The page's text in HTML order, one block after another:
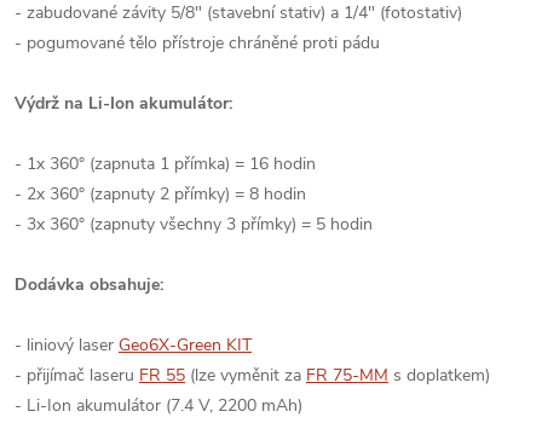
- zabudované závity 5/8" (stavební stativ) a 1/4" (fotostativ)
- pogumované tělo přístroje chráněné proti pádu
Výdrž na Li-Ion akumulátor:
- 1x 360° (zapnuta 1 přímka) = 16 hodin
- 2x 360° (zapnuty 2 přímky) = 8 hodin
- 3x 360° (zapnuty všechny 3 přímky) = 5 hodin
Dodávka obsahuje:
- liniový laser Geo6X-Green KIT
- přijímač laseru FR 55 (lze vyměnit za FR 75-MM s doplatkem)
- Li-Ion akumulátor (7.4 V, 2200 mAh)